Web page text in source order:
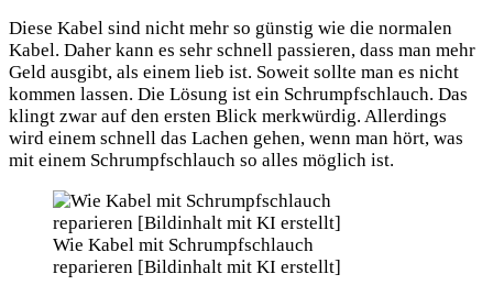
Diese Kabel sind nicht mehr so günstig wie die normalen
Kabel. Daher kann es sehr schnell passieren, dass man mehr
Geld ausgibt, als einem lieb ist. Soweit sollte man es nicht
kommen lassen. Die Lösung ist ein Schrumpfschlauch. Das
klingt zwar auf den ersten Blick merkwürdig. Allerdings
wird einem schnell das Lachen gehen, wenn man hört, was
mit einem Schrumpfschlauch so alles möglich ist.
Wie Kabel mit Schrumpfschlauch
reparieren [Bildinhalt mit KI erstellt]